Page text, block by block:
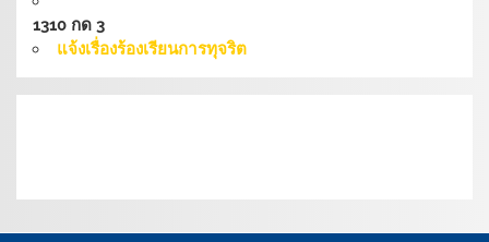
1310 กด 3
แจ้งเรื่องร้องเรียนการทุจริต